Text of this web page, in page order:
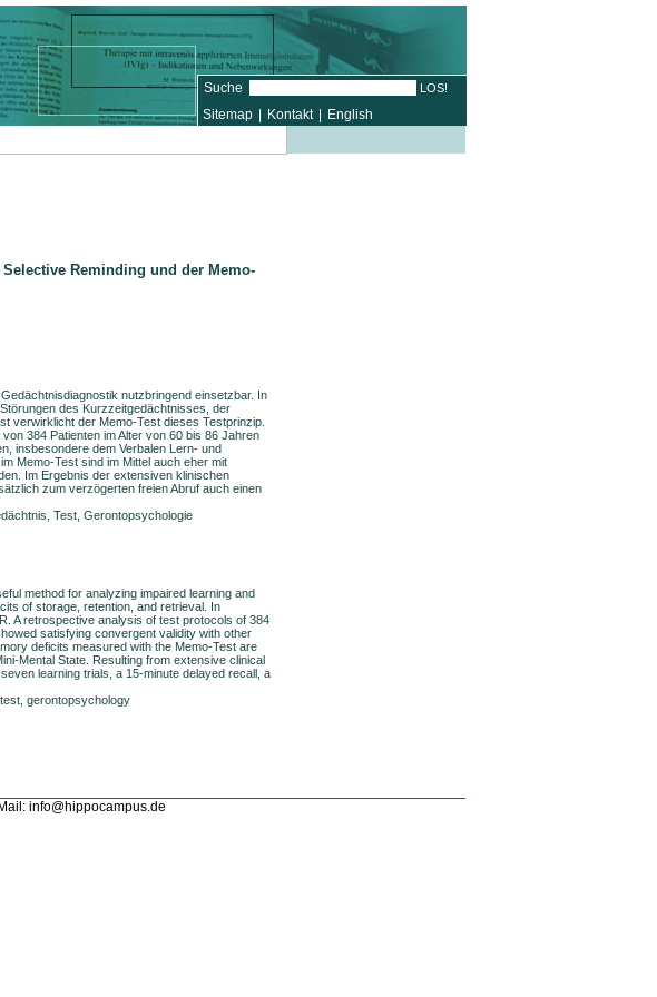
Suche
Sitemap
Kontakt English
Reminding und der Memo-
nutzbringend einsetzbar. In
des Kurzzeitgedächtnisses, der
verwirklicht der Memo-Test dieses Testprinzip.
384 Patienten im Alter von 60 bis 86 Jahren
insbesondere dem Verbalen Lern- und
Memo-Test sind im Mittel auch eher mit
Im Ergebnis der extensiven klinischen
zum verzögerten freien Abruf auch einen
Test, Gerontopsychologie
method for analyzing impaired learning and
of storage, retention, and retrieval. In
A retrospective analysis of test protocols of 384
satisfying convergent validity with other
deficits measured with the Memo-Test are
Mental State. Resulting from extensive clinical
learning trials, a 15-minute delayed recall, a
gerontopsychology
info@hippocampus.de